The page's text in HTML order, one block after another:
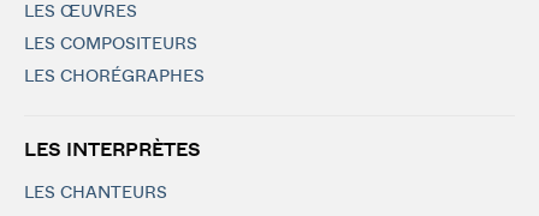
LES ŒUVRES
LES COMPOSITEURS
LES CHORÉGRAPHES
LES INTERPRÈTES
LES CHANTEURS